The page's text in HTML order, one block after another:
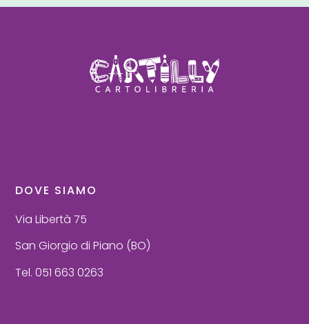
DOVE SIAMO
Via Libertà 75
San Giorgio di Piano (BO)
Tel. 051 663 0263